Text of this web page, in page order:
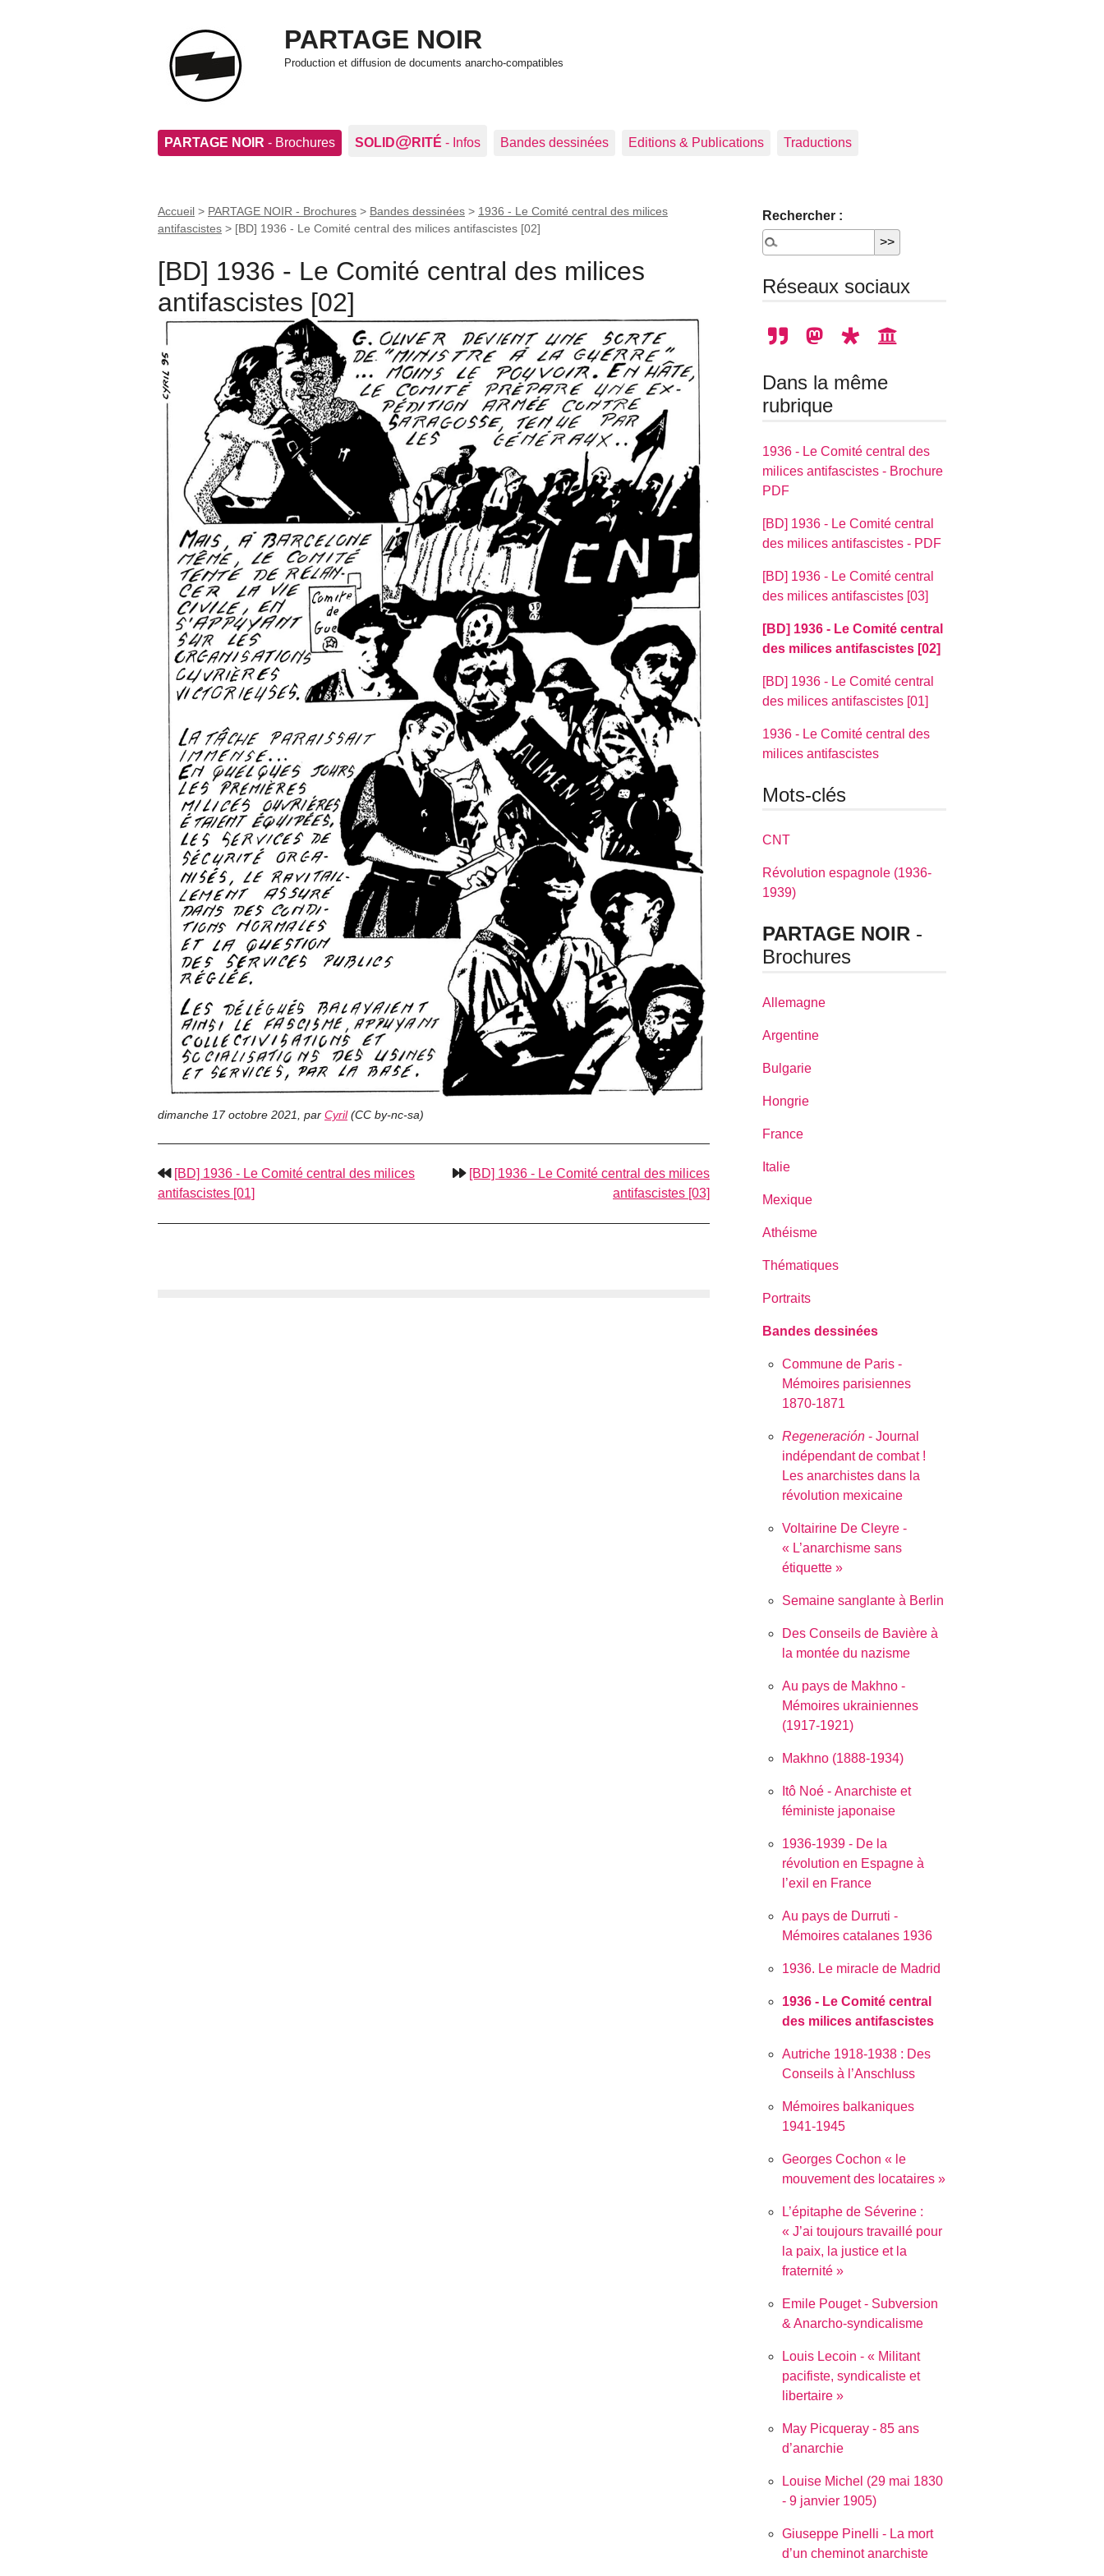
PARTAGE NOIR
Production et diffusion de documents anarcho-compatibles
PARTAGE NOIR - Brochures SOLID@RITÉ - Infos Bandes dessinées Editions & Publications Traductions
Accueil > PARTAGE NOIR - Brochures > Bandes dessinées > 1936 - Le Comité central des milices
antifascistes > [BD] 1936 - Le Comité central des milices antifascistes [02]
[BD] 1936 - Le Comité central des milices
antifascistes [02]
dimanche 17 octobre 2021, par Cyril (CC by-nc-sa)
[BD] 1936 - Le Comité central des milices
antifascistes [01]
[BD] 1936 - Le Comité central des milices
antifascistes [03]
Rechercher :
Réseaux sociaux
Dans la même
rubrique
1936 - Le Comité central des
milices antifascistes - Brochure
PDF
[BD] 1936 - Le Comité central
des milices antifascistes - PDF
[BD] 1936 - Le Comité central
des milices antifascistes [03]
[BD] 1936 - Le Comité central
des milices antifascistes [02]
[BD] 1936 - Le Comité central
des milices antifascistes [01]
1936 - Le Comité central des
milices antifascistes
Mots-clés
CNT
Révolution espagnole (1936-
1939)
PARTAGE NOIR -
Brochures
Allemagne
Argentine
Bulgarie
Hongrie
France
Italie
Mexique
Athéisme
Thématiques
Portraits
Bandes dessinées
Commune de Paris -
Mémoires parisiennes
1870-1871
Regeneración - Journal
indépendant de combat !
Les anarchistes dans la
révolution mexicaine
Voltairine De Cleyre -
« L’anarchisme sans
étiquette »
Semaine sanglante à Berlin
Des Conseils de Bavière à
la montée du nazisme
Au pays de Makhno -
Mémoires ukrainiennes
(1917-1921)
Makhno (1888-1934)
Itô Noé - Anarchiste et
féministe japonaise
1936-1939 - De la
révolution en Espagne à
l’exil en France
Au pays de Durruti -
Mémoires catalanes 1936
1936. Le miracle de Madrid
1936 - Le Comité central
des milices antifascistes
Autriche 1918-1938 : Des
Conseils à l’Anschluss
Mémoires balkaniques
1941-1945
Georges Cochon « le
mouvement des locataires »
L’épitaphe de Séverine :
J’ai toujours travaillé pour
la paix, la justice et la
fraternité
Emile Pouget - Subversion
& Anarcho-syndicalisme
Louis Lecoin - « Militant
pacifiste, syndicaliste et
libertaire »
May Picqueray - 85 ans
d’anarchie
Louise Michel (29 mai 1830
- 9 janvier 1905)
Giuseppe Pinelli - La mort
d’un cheminot anarchiste